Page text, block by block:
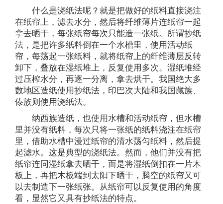
什么是浇纸法呢？就是把做好的纸料直接浇注
在纸帘上，滤去水分，然后将纤维薄片连纸帘一起
拿去晒干，每张纸帘每次只能造一张纸。所谓抄纸
法，是把许多纸料倒在一个水槽里，使用活动纸
帘，每荡起一张纸料，就将纸帘上的纤维薄层反转
卸下，叠放在湿纸堆上，反复使用多次。湿纸堆经
过压榨水分，再逐一分离，拿去烘干。我国绝大多
数地区造纸使用抄纸法，印巴次大陆和我国藏族、
傣族则使用浇纸法。
纳西族造纸，也使用水槽和活动纸帘，但水槽
里并没有纸料，每次只将一张纸的纸料浇注在纸帘
里，借助水槽中漫过纸帘的清水荡匀纸料，然后提
起滤水。这是典型的浇纸法。然而，他们并没有把
纸帘连同湿纸拿去晒干，而是将湿纸倒扣在一片木
板上，再把木板端到太阳下晒干，腾空的纸帘又可
以去制造下一张纸张。从纸帘可以反复使用的角度
看，显然它又具有抄纸法的特点。